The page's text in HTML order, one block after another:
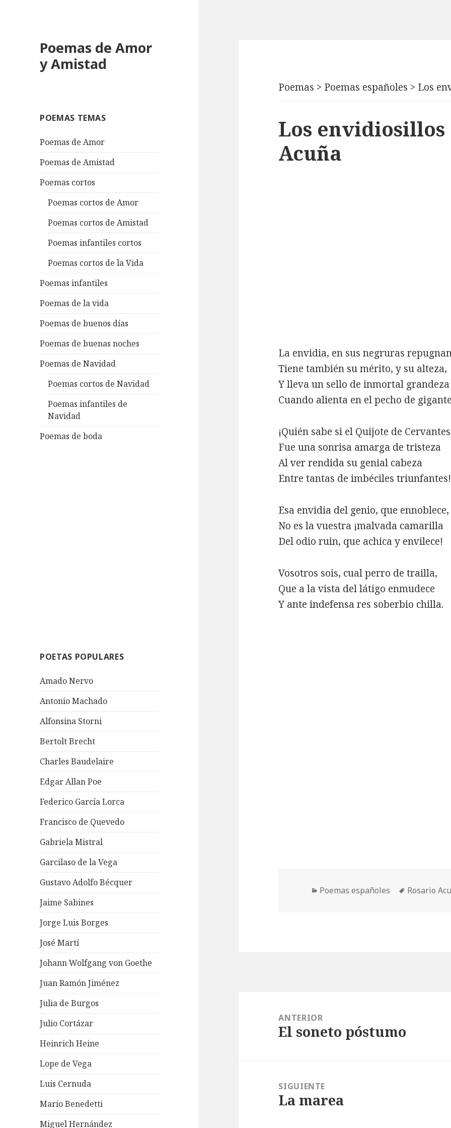
Poemas de Amor
y Amistad
POEMAS TEMAS
Poemas de Amor
Poemas de Amistad
Poemas cortos
Poemas cortos de Amor
Poemas cortos de Amistad
Poemas infantiles cortos
Poemas cortos de la Vida
Poemas infantiles
Poemas de la vida
Poemas de buenos días
Poemas de buenas noches
Poemas de Navidad
Poemas cortos de Navidad
Poemas infantiles de
Navidad
Poemas de boda
POETAS POPULARES
Amado Nervo
Antonio Machado
Alfonsina Storni
Bertolt Brecht
Charles Baudelaire
Edgar Allan Poe
Federico García Lorca
Francisco de Quevedo
Gabriela Mistral
Garcilaso de la Vega
Gustavo Adolfo Bécquer
Jaime Sabines
Jorge Luis Borges
José Martí
Johann Wolfgang von Goethe
Juan Ramón Jiménez
Julia de Burgos
Julio Cortázar
Heinrich Heine
Lope de Vega
Luis Cernuda
Mario Benedetti
Miguel Hernández
Poemas > Poemas españoles > Los
Los envidiosillos
Acuña
La envidia, en sus negruras
Tiene también su mérito, y su alteza,
Y lleva un sello de inmortal grandeza
Cuando alienta en el pecho de
¡Quién sabe si el Quijote de Cervantes
Fue una sonrisa amarga de tristeza
Al ver rendida su genial cabeza
Entre tantas de imbéciles triunfantes!
Esa envidia del genio, que ennoblece,
No es la vuestra ¡malvada camarilla
Del odio ruin, que achica y envilece!
Vosotros sois, cual perro de trailla,
Que a la vista del látigo enmudece
Y ante indefensa res soberbio chilla.
Categorías
Poemas españoles Etiquetas
Rosario
entradas
ANTERIOR
Entrada
El soneto póstumo
SIGUIENTE
Entrada
La marea